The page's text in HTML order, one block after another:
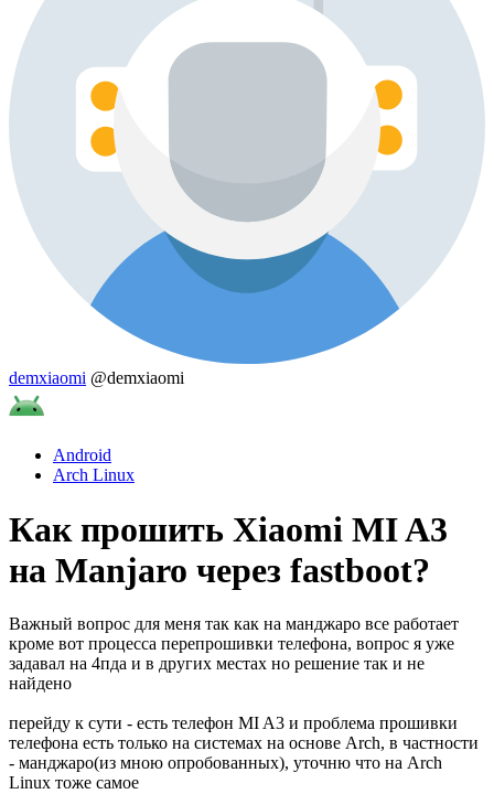
demxiaomi @demxiaomi
Android
Arch Linux
Как прошить Xiaomi MI A3
на Manjaro через fastboot?
Важный вопрос для меня так как на манджаро все работает
кроме вот процесса перепрошивки телефона, вопрос я уже
задавал на 4пда и в других местах но решение так и не
найдено
перейду к сути - есть телефон MI A3 и проблема прошивки
телефона есть только на системах на основе Arch, в частности
- манджаро(из мною опробованных), уточню что на Arch
Linux тоже самое